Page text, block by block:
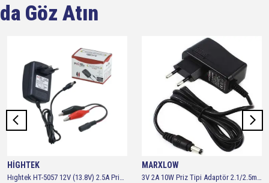
da Göz Atın
HİGHTEK
Hıghtek HT-5057 12V (13.8V) 2.5A Priz Tipi 12 Volt Akü Şarj Adaptörü 5.5X2.5mm Jacklı + Krokodilli
MARXLOW
3V 2A 10W Priz Tipi Adaptör 2.1/2.5mm - 3 Volt 2 Amper Adaptör